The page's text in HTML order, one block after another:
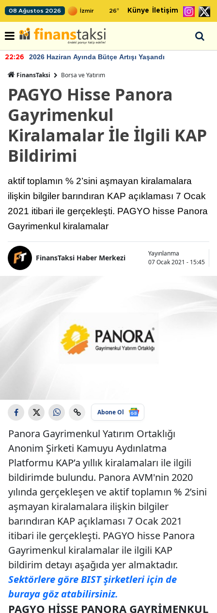
08 Ağustos 2026 26° Künye İletişim
22:26 2026 Haziran Ayında Bütçe Artışı Yaşandı
FinansTaksi Borsa ve Yatırım
PAGYO Hisse Panora
Gayrimenkul
Kiralamalar İle İlgili KAP
Bildirimi
aktif toplamın % 2’sini aşmayan kiralamalara
ilişkin bilgiler barındıran KAP açıklaması 7 Ocak
2021 itibari ile gerçekleşti. PAGYO hisse Panora
Gayrimenkul kiralamalar
FinansTaksi Haber Merkezi
Yayınlanma
07 Ocak 2021 - 15:45
Abone Ol
Panora Gayrimenkul Yatırım Ortaklığı
Anonim Şirketi Kamuyu Aydınlatma
Platformu KAP’a yıllık kiralamaları ile ilgili
bildirimde bulundu. Panora AVM'nin 2020
yılında gerçekleşen ve aktif toplamın % 2’sini
aşmayan kiralamalara ilişkin bilgiler
barındıran KAP açıklaması 7 Ocak 2021
itibari ile gerçekleşti. PAGYO hisse Panora
Gayrimenkul kiralamalar ile ilgili KAP
bildirim detayı aşağıda yer almaktadır.
Sektörlere göre BIST şirketleri için de
buraya göz atabilirsiniz.
PAGYO HISSE PANORA GAYRIMENKUL